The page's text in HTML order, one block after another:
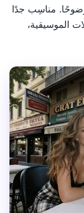
مناسِب جدًا
الموسيقية،